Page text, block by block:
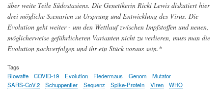
über weite Teile Südostasiens. Die Genetikerin Ricki Lewis diskutiert hier
drei mögliche Szenarien zu Ursprung und Entwicklung des Virus. Die
Evolution geht weiter - um den Wettlauf zwischen Impfstoffen und neuen,
möglicherweise gefährlicheren Varianten nicht zu verlieren, muss man die
Evolution nachverfolgen und ihr ein Stück voraus sein.*
Tags
Biowaffe
COVID-19 Evolution Fledermaus Genom
Mutator
SARS-CoV.2
Schuppentier Sequenz Spike-Protein Viren WHO